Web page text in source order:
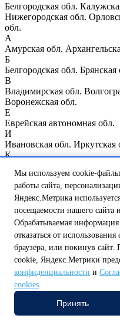
Белгородская обл.
Нижегородская обл.
обл.
А
Амурская обл.
Б
Белгородская обл. Брянская
В
Владимирская обл.
Воронежская обл.
Е
Еврейская автономная обл.
И
Ивановская обл. Иркутская
К
обл. Кировская обл.
Курская обл.
Ленинградская обл.
Магаданская обл.
Москва
Мурманская обл.
Нижегородская обл.
Новосибирская обл.
Омская обл. Оренбургская
Пензенская обл. Псковская
Мы используем cookie-файлы
работы сайта,
Яндекс.Метрика
посещаемости нашего сайта
Обрабатываемая
отказаться от
браузера, или покинув сайт.
cookie, Яндекс.Метрики
конфиденциальности и
cookies.
Принять